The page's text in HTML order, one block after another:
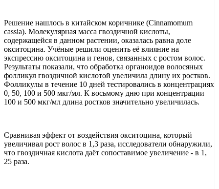
Решение нашлось в китайском коричнике (Cinnamomum
cassia). Молекулярная масса гвоздичной кислоты,
содержащейся в данном растении, оказалась равна доле
окситоцина. Учёные решили оценить её влияние на
экспрессию окситоцина и генов, связанных с ростом волос.
Результаты показали, что обработка органоидов волосяных
фолликул гвоздичной кислотой увеличила длину их ростков.
Фолликулы в течение 10 дней тестировались в концентрациях
0, 50, 100 и 500 мкг/мл. К восьмому дню при концентрации
100 и 500 мкг/мл длина ростков значительно увеличилась.
Сравнивая эффект от воздействия окситоцина, который
увеличивал рост волос в 1,3 раза, исследователи обнаружили,
что гвоздичная кислота даёт сопоставимое увеличение - в 1,
25 раза.